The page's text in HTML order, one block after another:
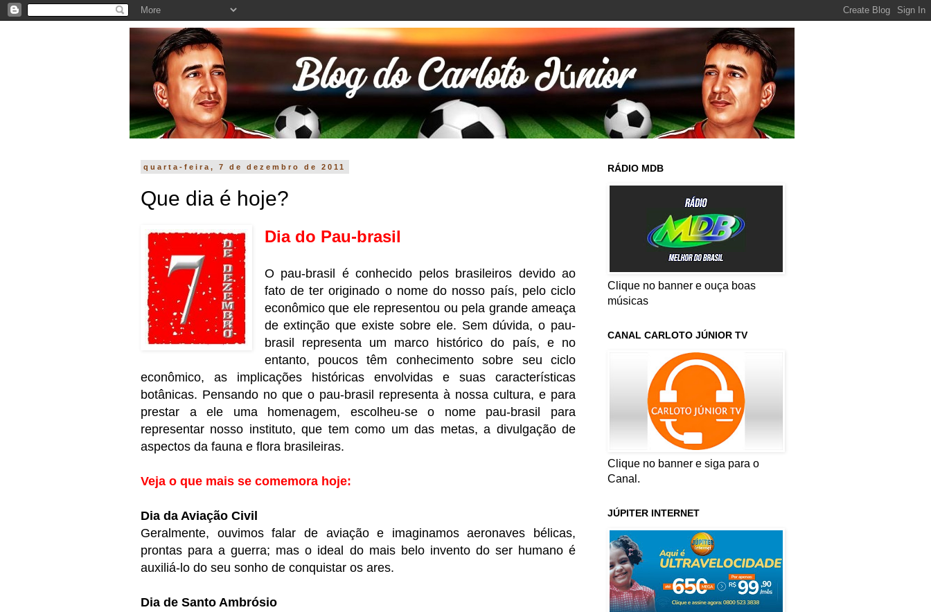
quarta-feira, 7 de dezembro de 2011
Que dia é hoje?
Dia do Pau-brasil
O pau-brasil é conhecido pelos brasileiros devido ao
fato de ter originado o nome do nosso país, pelo ciclo
econômico que ele representou ou pela grande ameaça
de extinção que existe sobre ele. Sem dúvida, o pau-
brasil representa um marco histórico do país, e no
entanto, poucos têm conhecimento sobre seu ciclo
econômico, as implicações históricas envolvidas e suas características
botânicas. Pensando no que o pau-brasil representa à nossa cultura, e para
prestar a ele uma homenagem, escolheu-se o nome pau-brasil para
representar nosso instituto, que tem como um das metas, a divulgação de
aspectos da fauna e flora brasileiras.
Veja o que mais se comemora hoje:
Dia da Aviação Civil
Geralmente, ouvimos falar de aviação e imaginamos aeronaves bélicas,
prontas para a guerra; mas o ideal do mais belo invento do ser humano é
auxiliá-lo do seu sonho de conquistar os ares.
Dia de Santo Ambrósio
RÁDIO MDB
Clique no banner e ouça boas
músicas
CANAL CARLOTO JÚNIOR TV
Clique no banner e siga para o
Canal.
JÚPITER INTERNET